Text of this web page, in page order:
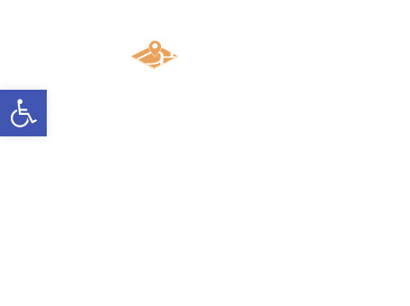
Ανοίξτε τη γραμμή εργαλείων